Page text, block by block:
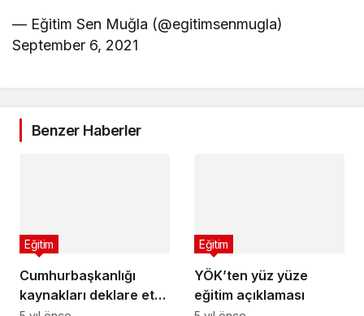
— Eğitim Sen Muğla (@egitimsenmugla)
September 6, 2021
Benzer Haberler
Cumhurbaşkanlığı
kaynakları deklare etti:
Eğitim
YÖK’ten yüz yüze
eğitim açıklaması
Eğitim